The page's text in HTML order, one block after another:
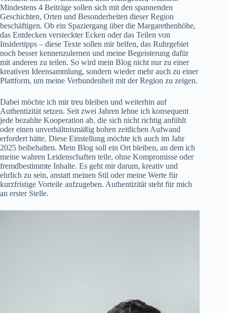
Mindestens 4 Beiträge sollen sich mit den spannenden
Geschichten, Orten und Besonderheiten dieser Region
beschäftigen. Ob ein Spaziergang über die Margarethenhöhe,
das Entdecken versteckter Ecken oder das Teilen von
Insidertipps – diese Texte sollen mir helfen, das Ruhrgebiet
noch besser kennenzulernen und meine Begeisterung dafür
mit anderen zu teilen. So wird mein Blog nicht nur zu einer
kreativen Ideensammlung, sondern wieder mehr auch zu einer
Plattform, um meine Verbundenheit mit der Region zu zeigen.
Dabei möchte ich mir treu bleiben und weiterhin auf
Authentizität setzen. Seit zwei Jahren lehne ich konsequent
jede bezahlte Kooperation ab, die sich nicht richtig anfühlt
oder einen unverhältnismäßig hohen zeitlichen Aufwand
erfordert hätte. Diese Einstellung möchte ich auch im Jahr
2025 beibehalten. Mein Blog soll ein Ort bleiben, an dem ich
meine wahren Leidenschaften teile, ohne Kompromisse oder
fremdbestimmte Inhalte. Es geht mir darum, kreativ und
ehrlich zu sein, anstatt meinen Stil oder meine Werte für
kurzfristige Vorteile aufzugeben. Authentizität steht für mich
an erster Stelle.